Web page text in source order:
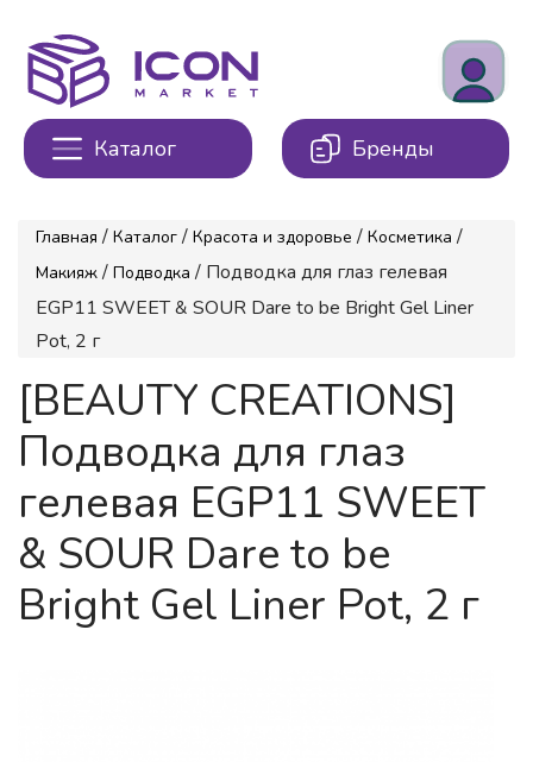
Каталог Бренды
Главная / Каталог / Красота и здоровье / Косметика /
Макияж / Подводка / Подводка для глаз гелевая
EGP11 SWEET & SOUR Dare to be Bright Gel Liner
Pot, 2 г
[BEAUTY CREATIONS]
Подводка для глаз
гелевая EGP11 SWEET
& SOUR Dare to be
Bright Gel Liner Pot, 2 г